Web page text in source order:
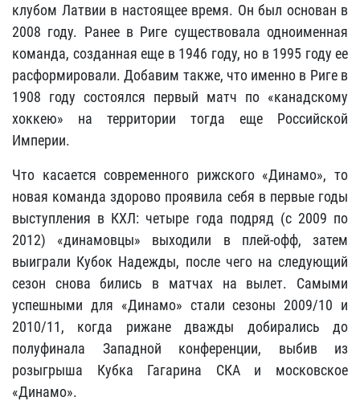
клубом Латвии в настоящее время. Он был основан в
2008 году. Ранее в Риге существовала одноименная
команда, созданная еще в 1946 году, но в 1995 году ее
расформировали. Добавим также, что именно в Риге в
1908 году состоялся первый матч по «канадскому
хоккею» на территории тогда еще Российской
Империи.
Что касается современного рижского «Динамо», то
новая команда здорово проявила себя в первые годы
выступления в КХЛ: четыре года подряд (с 2009 по
2012) «динамовцы» выходили в плей-офф, затем
выиграли Кубок Надежды, после чего на следующий
сезон снова бились в матчах на вылет. Самыми
успешными для «Динамо» стали сезоны 2009/10 и
2010/11, когда рижане дважды добирались до
полуфинала Западной конференции, выбив из
розыгрыша Кубка Гагарина СКА и московское
«Динамо».